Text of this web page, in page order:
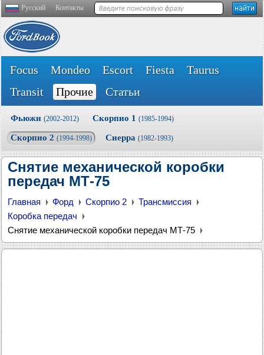
Русский Контакты
Focus Mondeo Escort Fiesta
Taurus
Transit
Прочие Статьи
Фьюжн (2002-2012) Скорпио 1 (1985-1994)
Скорпио 2 (1994-1998) Сиерра (1982-1993)
Снятие механической коробки
передач МТ-75
Главная Форд Скорпио 2
Трансмиссия
Коробка передач
Снятие механической коробки передач МТ-75